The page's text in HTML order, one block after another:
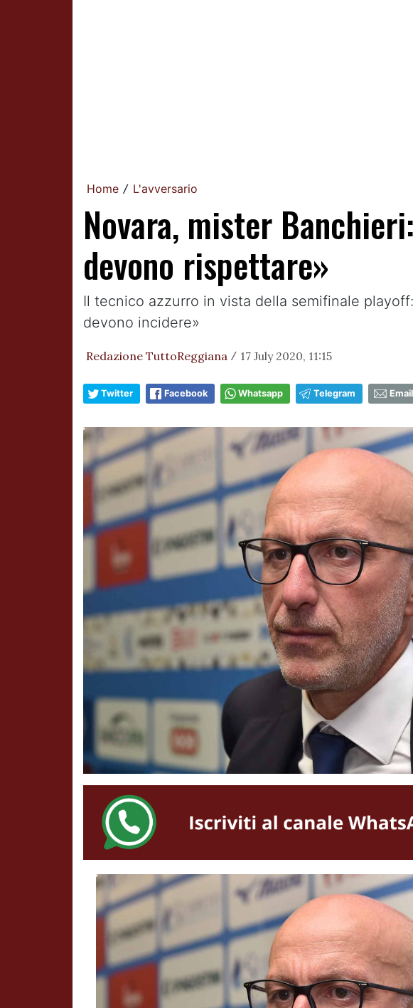
Home / L'avversario
Novara, mister
devono rispettare»
Il tecnico azzurro in vista della semifinale
devono incidere»
Redazione TuttoReggiana / 17 July 2020, 11:15
Twitter Facebook Whatsapp Telegram Email